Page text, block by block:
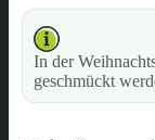
In der
geschmückt